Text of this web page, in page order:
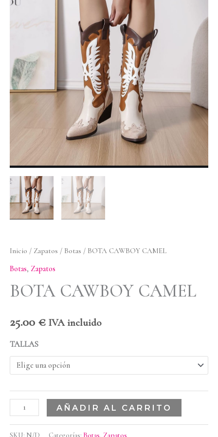
Inicio / Zapatos / Botas / BOTA CAWBOY CAMEL
Botas, Zapatos
BOTA CAWBOY CAMEL
25.00 € IVA incluido
TALLAS
CAMEL
AÑADIR AL CARRITO
SKU: N/D Categorías: Botas, Zapatos